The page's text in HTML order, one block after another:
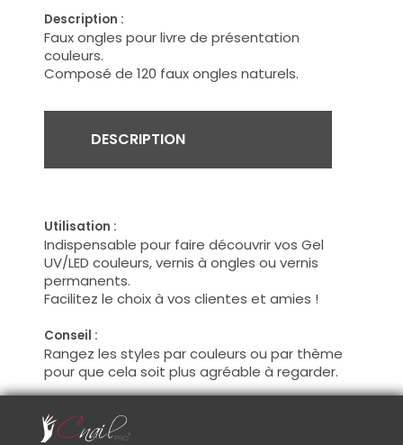
Description :
Faux ongles pour livre de présentation
couleurs.
Composé de 120 faux ongles naturels.
DESCRIPTION
Utilisation :
Indispensable pour faire découvrir vos Gel
UV/LED couleurs, vernis à ongles ou vernis
permanents.
Facilitez le choix à vos clientes et amies !
Conseil :
Rangez les styles par couleurs ou par thème
pour que cela soit plus agréable à regarder.
VOUS AIMEREZ AUSSI